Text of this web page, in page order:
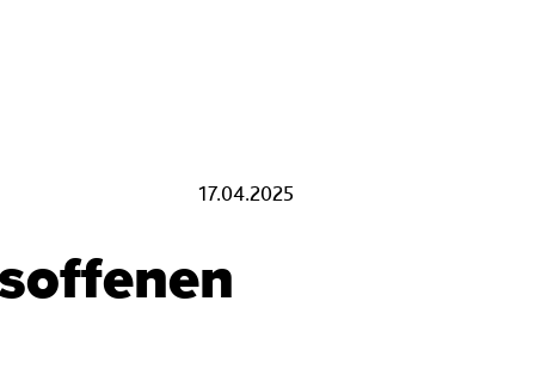
17.04.2025